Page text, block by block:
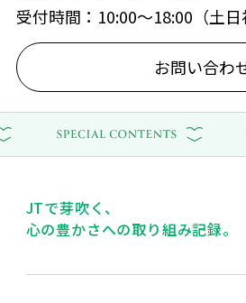
受付時間：10:00～18:00（土日
お問い合わ
JTで芽吹く、
心の豊かさへの取り組み記録。